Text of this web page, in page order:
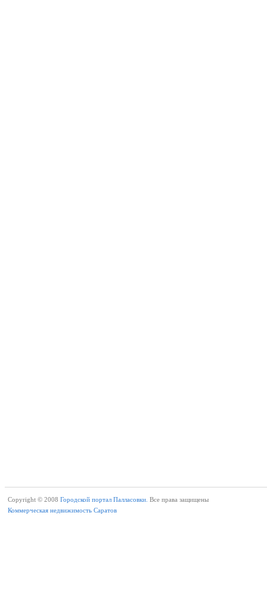
Copyright © 2008 Городской портал Палласовки. Все права защищены
Коммерческая недвижимость Саратов